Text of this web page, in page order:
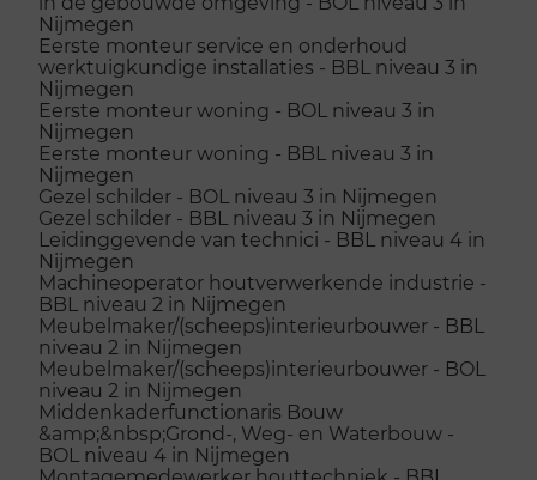
Nijmegen
Eerste monteur service en onderhoud
werktuigkundige installaties - BBL niveau 3 in
Nijmegen
Eerste monteur woning - BOL niveau 3 in
Nijmegen
Eerste monteur woning - BBL niveau 3 in
Nijmegen
Gezel schilder - BOL niveau 3 in Nijmegen
Gezel schilder - BBL niveau 3 in Nijmegen
Leidinggevende van technici - BBL niveau 4 in
Nijmegen
Machineoperator houtverwerkende industrie -
BBL niveau 2 in Nijmegen
Meubelmaker/(scheeps)interieurbouwer - BBL
niveau 2 in Nijmegen
Meubelmaker/(scheeps)interieurbouwer - BOL
niveau 2 in Nijmegen
Middenkaderfunctionaris Bouw
&amp;&nbsp;Grond-, Weg- en Waterbouw -
BOL niveau 4 in Nijmegen